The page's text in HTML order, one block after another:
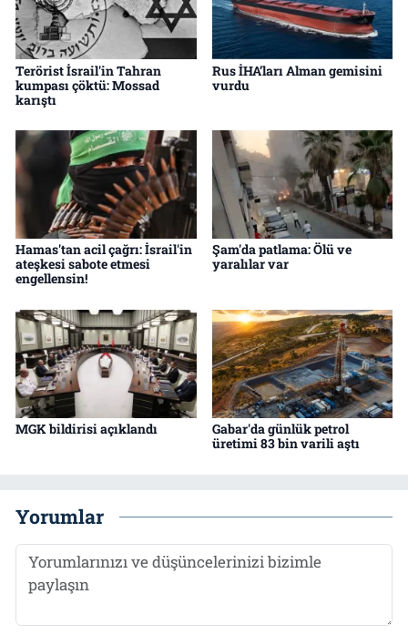
Terörist İsrail'in Tahran
kumpası çöktü: Mossad
karıştı
Rus İHA’ları Alman gemisini
vurdu
Hamas'tan acil çağrı: İsrail'in
ateşkesi sabote etmesi
engellensin!
Şam'da patlama: Ölü ve
yaralılar var
MGK bildirisi açıklandı
Gabar'da günlük petrol
üretimi 83 bin varili aştı
Yorumlar